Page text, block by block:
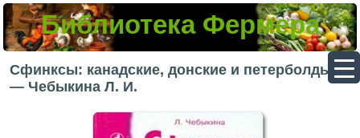
Библиотека Фермера
Сфинксы: канадские, донские и петерболды
— Чебыкина Л. И.